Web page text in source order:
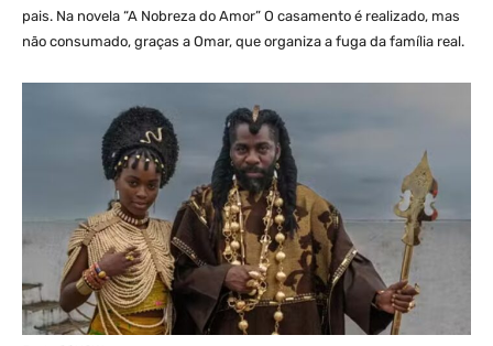
pais. Na novela “A Nobreza do Amor” O casamento é realizado, mas
não consumado, graças a Omar, que organiza a fuga da família real.